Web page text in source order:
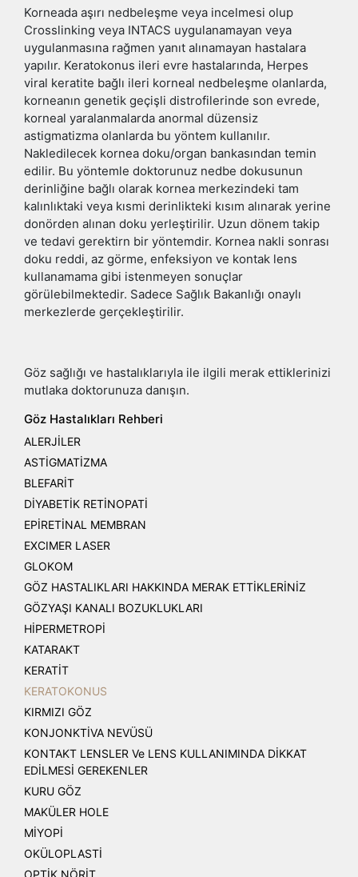
Göz Hastalıkları Rehberi
ALERJİLER
ASTİGMATİZMA
BLEFARİT
DİYABETİK RETİNOPATİ
EPİRETİNAL MEMBRAN
EXCIMER LASER
GLOKOM
GÖZ HASTALIKLARI HAKKINDA MERAK ETTİKLERİNİZ
GÖZYAŞI KANALI BOZUKLUKLARI
HİPERMETROPİ
KATARAKT
KERATİT
KERATOKONUS
KIRMIZI GÖZ
KONJONKTİVA NEVÜSÜ
KONTAKT LENSLER Ve LENS KULLANIMINDA DİKKAT
EDİLMESİ GEREKENLER
KURU GÖZ
MAKÜLER HOLE
MİYOPİ
OKÜLOPLASTİ
OPTİK NÖRİT
Korneada aşırı nedbeleşme veya incelmesi olup
Crosslinking veya INTACS uygulanamayan veya
uygulanmasına rağmen yanıt alınamayan hastalara
yapılır. Keratokonus ileri evre hastalarında, Herpes
viral keratite bağlı ileri korneal nedbeleşme olanlarda,
korneanın genetik geçişli distrofilerinde son evrede,
korneal yaralanmalarda anormal düzensiz
astigmatizma olanlarda bu yöntem kullanılır.
Nakledilecek kornea doku/organ bankasından temin
edilir. Bu yöntemle doktorunuz nedbe dokusunun
derinliğine bağlı olarak kornea merkezindeki tam
kalınlıktaki veya kısmi derinlikteki kısım alınarak yerine
donörden alınan doku yerleştirilir. Uzun dönem takip
ve tedavi gerektirn bir yöntemdir. Kornea nakli sonrası
doku reddi, az görme, enfeksiyon ve kontak lens
kullanamama gibi istenmeyen sonuçlar
görülebilmektedir. Sadece Sağlık Bakanlığı onaylı
merkezlerde gerçekleştirilir.
Göz sağlığı ve hastalıklarıyla ile ilgili merak ettiklerinizi
mutlaka doktorunuza danışın.